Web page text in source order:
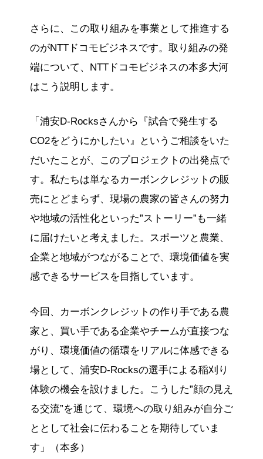
さらに、この取り組みを事業として推進する
のがNTTドコモビジネスです。取り組みの発
端について、NTTドコモビジネスの本多大河
はこう説明します。
「浦安D-Rocksさんから『試合で発生する
CO2をどうにかしたい』というご相談をいた
だいたことが、このプロジェクトの出発点で
す。私たちは単なるカーボンクレジットの販
売にとどまらず、現場の農家の皆さんの努力
や地域の活性化といった”ストーリー”も一緒
に届けたいと考えました。スポーツと農業、
企業と地域がつながることで、環境価値を実
感できるサービスを目指しています。
今回、カーボンクレジットの作り手である農
家と、買い手である企業やチームが直接つな
がり、環境価値の循環をリアルに体感できる
場として、浦安D-Rocksの選手による稲刈り
体験の機会を設けました。こうした”顔の見え
る交流”を通じて、環境への取り組みが自分ご
ととして社会に伝わることを期待していま
す」（本多）